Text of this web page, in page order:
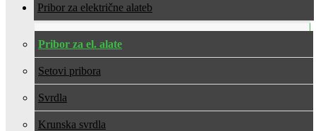
Pribor za električne alate
Pribor za el. alate
Setovi pribora
Svrdla
Krunska svrdla